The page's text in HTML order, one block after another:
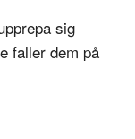
sig
faller dem på